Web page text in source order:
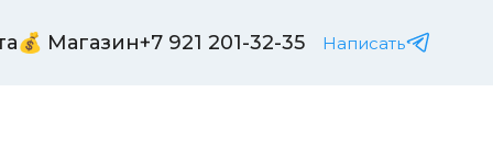
💰 Магазин+7 921 201-32-35 Написать